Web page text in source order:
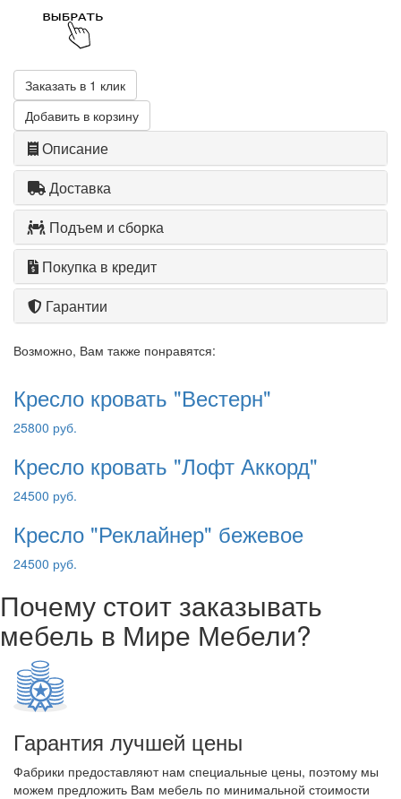
Заказать в 1 клик
Добавить в корзину
Описание
Доставка
Подъем и сборка
Покупка в кредит
Гарантии
Возможно, Вам также понравятся:
Кресло кровать "Вестерн"
25800 руб.
Кресло кровать "Лофт Аккорд"
24500 руб.
Кресло "Реклайнер" бежевое
24500 руб.
Почему стоит заказывать
мебель в Мире Мебели?
Гарантия лучшей цены
Фабрики предоставляют нам специальные цены, поэтому мы
можем предложить Вам мебель по минимальной стоимости